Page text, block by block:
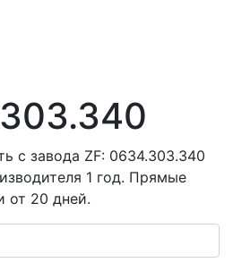
с завода ZF: 0634.303.340
1 год. Прямые
от 20 дней.